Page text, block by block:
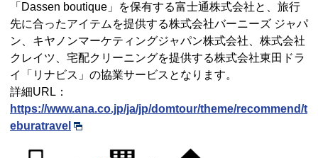
「Dassen boutique」を保有する富士通株式会社と、旅行
先に合ったアイテムを提供する株式会社バーニーズ ジャパ
ン、キヤノンマーケティングジャパン株式会社、株式会社
クレイツ、宅配クリーニングを提供する株式会社東田ドラ
イ「リナビス」の協業サービスとなります。
詳細URL：
https://www.ana.co.jp/ja/jp/domtour/theme/recommend/t
eburatravel